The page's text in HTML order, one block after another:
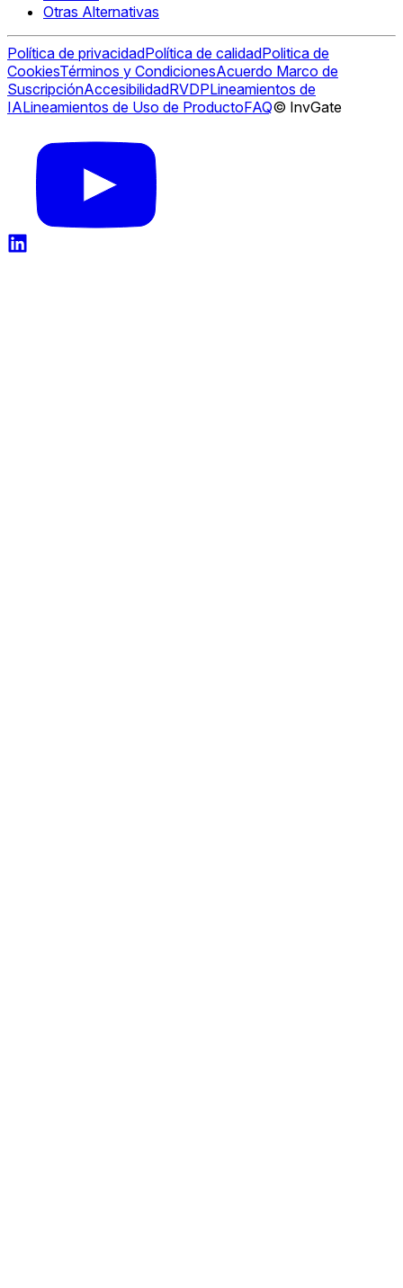
Otras Alternativas
Política de privacidadPolítica de calidadPolitica de
CookiesTérminos y CondicionesAcuerdo Marco de
SuscripciónAccesibilidadRVDPLineamientos de
IALineamientos de Uso de ProductoFAQ© InvGate